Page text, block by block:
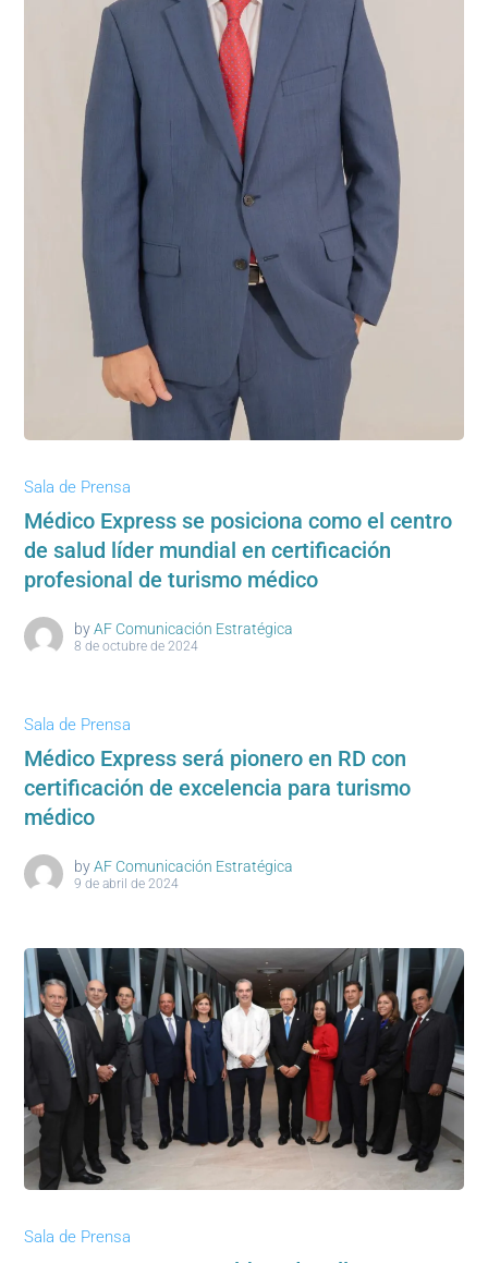
Sala de Prensa
Médico Express se posiciona como el centro
de salud líder mundial en certificación
profesional de turismo médico
by AF Comunicación Estratégica
8 de octubre de 2024
Sala de Prensa
Médico Express será pionero en RD con
certificación de excelencia para turismo
médico
by AF Comunicación Estratégica
9 de abril de 2024
Sala de Prensa